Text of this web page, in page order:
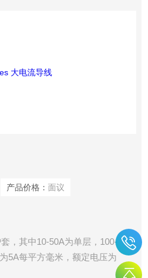
产品价格： 面议
，其中10-50A为单层，100-
5A每平方毫米，额定电压为